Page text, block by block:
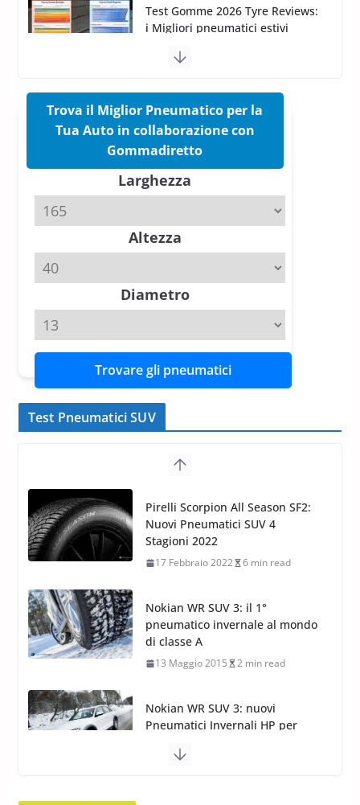
Test Gomme 2026 Tyre Reviews:
i Migliori pneumatici estivi
17 Marzo 2026
Pirelli Cinturato 2026: due
vittorie nei test europei
confermano il salto tecnico del
16 Marzo 2026
Pirelli P Zero Trofeo RS: per
Tyre Reviews è la gomma semi-
20 Aprile 2026 4 min read
Trova il Miglior Pneumatico per la
Tua Auto in collaborazione con
Gommadiretto
Larghezza
Altezza
Diametro
Trovare gli pneumatici
Test Pneumatici SUV
Pirelli Scorpion All Season SF2:
Nuovi Pneumatici SUV 4
Stagioni 2022
17 Febbraio 2022 6 min read
Nokian WR SUV 3: il 1°
pneumatico invernale al mondo
di classe A
13 Maggio 2015 2 min read
Nokian WR SUV 3: nuovi
Pneumatici Invernali HP per
23 Aprile 2013